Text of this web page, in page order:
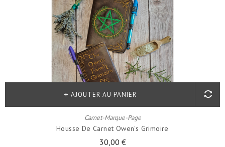
Carnet-Marque-Page
Housse De Carnet Owen's Grimoire
30,00 €
AJOUTER AU PANIER